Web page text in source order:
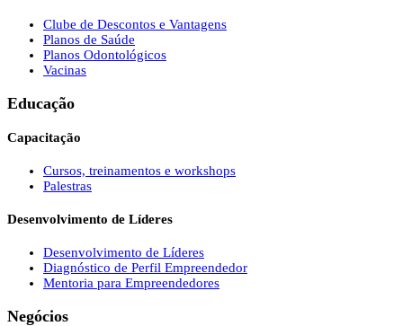
Clube de Descontos e Vantagens
Planos de Saúde
Planos Odontológicos
Vacinas
Educação
Capacitação
Cursos, treinamentos e workshops
Palestras
Desenvolvimento de Líderes
Desenvolvimento de Líderes
Diagnóstico de Perfil Empreendedor
Mentoria para Empreendedores
Negócios